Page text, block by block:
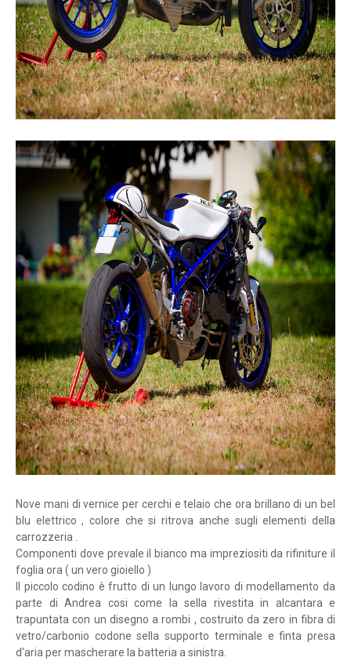
Nove mani di vernice per cerchi e telaio che ora brillano di un bel
blu elettrico , colore che si ritrova anche sugli elementi della
carrozzeria .
Componenti dove prevale il bianco ma impreziositi da rifiniture il
foglia ora ( un vero gioiello )
Il piccolo codino è frutto di un lungo lavoro di modellamento da
parte di Andrea cosi come la sella rivestita in alcantara e
trapuntata con un disegno a rombi , costruito da zero in fibra di
vetro/carbonio codone sella supporto terminale e finta presa
d'aria per mascherare la batteria a sinistra.